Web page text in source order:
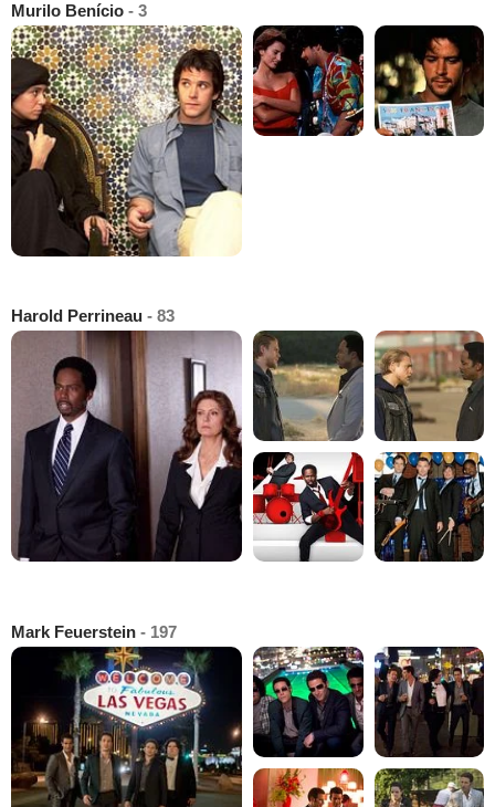
Murilo Benício - 3
Harold Perrineau - 83
Mark Feuerstein - 197